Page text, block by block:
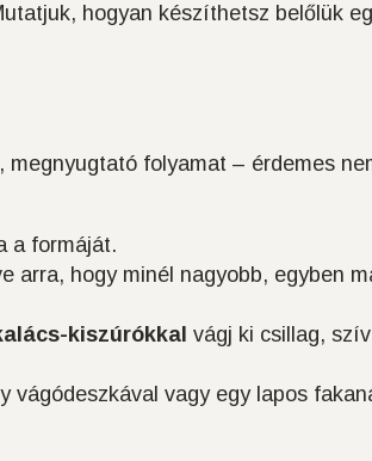
hogyan készíthetsz belőlük
folyamat – érdemes
a formáját.
arra, hogy minél nagyobb, egyben
kiszúrókkal vágj ki csillag,
vágódeszkával vagy egy lapos